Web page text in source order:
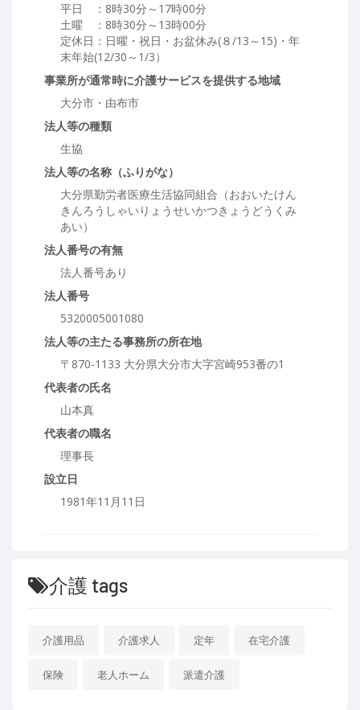
平日 ：8時30分～17時00分
土曜 ：8時30分～13時00分
定休日：日曜・祝日・お盆休み(８/13～15)・年
末年始(12/30～1/3）
事業所が通常時に介護サービスを提供する地域
大分市・由布市
法人等の種類
生協
法人等の名称（ふりがな）
大分県勤労者医療生活協同組合（おおいたけん
きんろうしゃいりょうせいかつきょうどうくみ
あい）
法人番号の有無
法人番号あり
法人番号
5320005001080
法人等の主たる事務所の所在地
〒870-1133 大分県大分市大字宮崎953番の1
代表者の氏名
山本真
代表者の職名
理事長
設立日
1981年11月11日
介護 tags
介護用品 介護求人 定年 在宅介護
保険 老人ホーム 派遣介護